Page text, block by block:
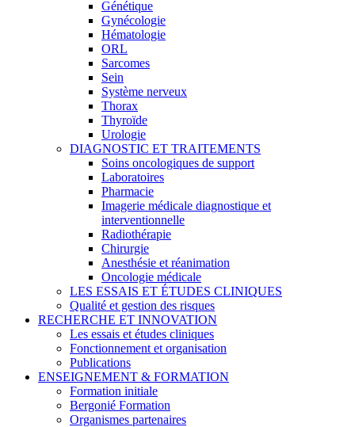
Génétique
Gynécologie
Hématologie
ORL
Sarcomes
Sein
Système nerveux
Thorax
Thyroïde
Urologie
DIAGNOSTIC ET TRAITEMENTS
Soins oncologiques de support
Laboratoires
Pharmacie
Imagerie médicale diagnostique et
interventionnelle
Radiothérapie
Chirurgie
Anesthésie et réanimation
Oncologie médicale
LES ESSAIS ET ÉTUDES CLINIQUES
Qualité et gestion des risques
RECHERCHE ET INNOVATION
Les essais et études cliniques
Fonctionnement et organisation
Publications
ENSEIGNEMENT & FORMATION
Formation initiale
Bergonié Formation
Organismes partenaires